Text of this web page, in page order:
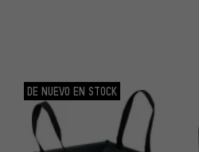
DE NUEVO EN STOCK